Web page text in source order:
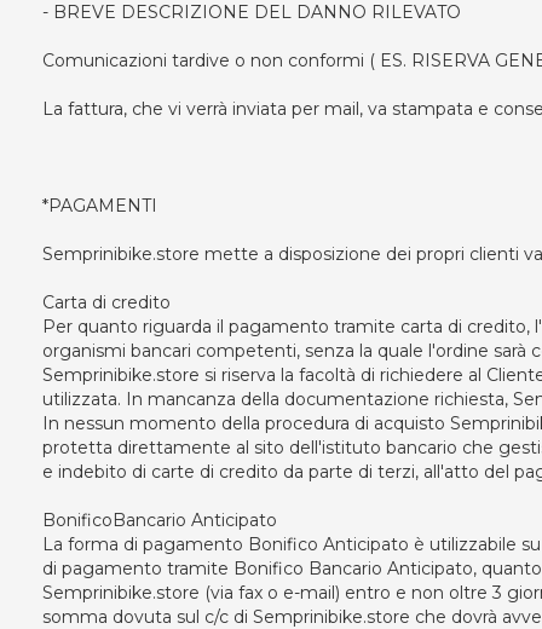
- BREVE DESCRIZIONE DEL DANNO RILEVATO
Comunicazioni tardive o non conformi ( ES. RISERVA
La fattura, che vi verrà inviata per mail, va stampata e
*PAGAMENTI
Semprinibike.store mette a disposizione dei propri clienti
Carta di credito
Per quanto riguarda il pagamento tramite carta di
organismi bancari competenti, senza la quale l'ordine sarà
Semprinibike.store si riserva la facoltà di richiedere al
utilizzata. In mancanza della documentazione richiesta,
In nessun momento della procedura di acquisto
protetta direttamente al sito dell'istituto bancario che
e indebito di carte di credito da parte di terzi, all'atto del
BonificoBancario Anticipato
La forma di pagamento Bonifico Anticipato è utilizzabile
di pagamento tramite Bonifico Bancario Anticipato,
Semprinibike.store (via fax o e-mail) entro e non oltre 3
somma dovuta sul c/c di Semprinibike.store che dovrà